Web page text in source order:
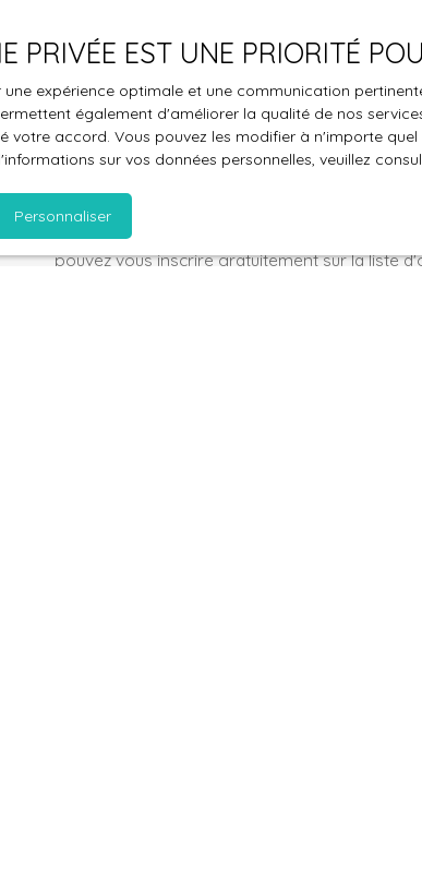
Prénom Nom
Vente
Type d'offre
Appartement
Type de bien
Budget max (€) Surface min (m²)
J'accepte le traitement de mes données
souhaitez pas faire l'objet de prospection
pouvez vous inscrire gratuitement sur la liste
PRIVÉE EST UNE PRIORITÉ
expérience optimale et une communication
également d'améliorer la qualité de nos
votre accord. Vous pouvez les modifier à n'importe
sur vos données personnelles, veuillez
Personnaliser